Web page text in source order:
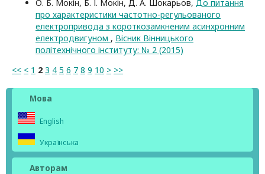
О. Б. Мокін, Б. І. Мокін, Д. А. Шокарьов, До питання
про характеристики частотно-регульованого
електропривода з короткозамкненим асинхронним
електродвигуном , Вісник Вінницького
політехнічного інституту: № 2 (2015)
<< < 1 2 3 4 5 6 7 8 9 10 > >>
Мова
English
Українська
Авторам